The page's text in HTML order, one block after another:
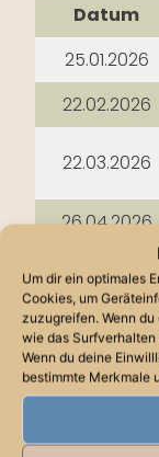
Um dir ein optimales
Cookies, um
zuzugreifen. Wenn
wie das
Wenn du deine
bestimmte Merkmale
Datum
25.01.2026
22.02.2026
22.03.2026
26.04.2026
16.05.2026
24.05.2026
30.05. –
31.05.2026
05.-